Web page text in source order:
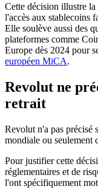
Cette décision illustre
l'accès aux stablecoins
Elle soulève aussi des
plateformes comme
Europe dès 2024 pour
européen MiCA.
Revolut ne
retrait
Revolut n'a pas précisé
mondiale ou seulement
Pour justifier cette
réglementaires et de
l'ont spécifiquement